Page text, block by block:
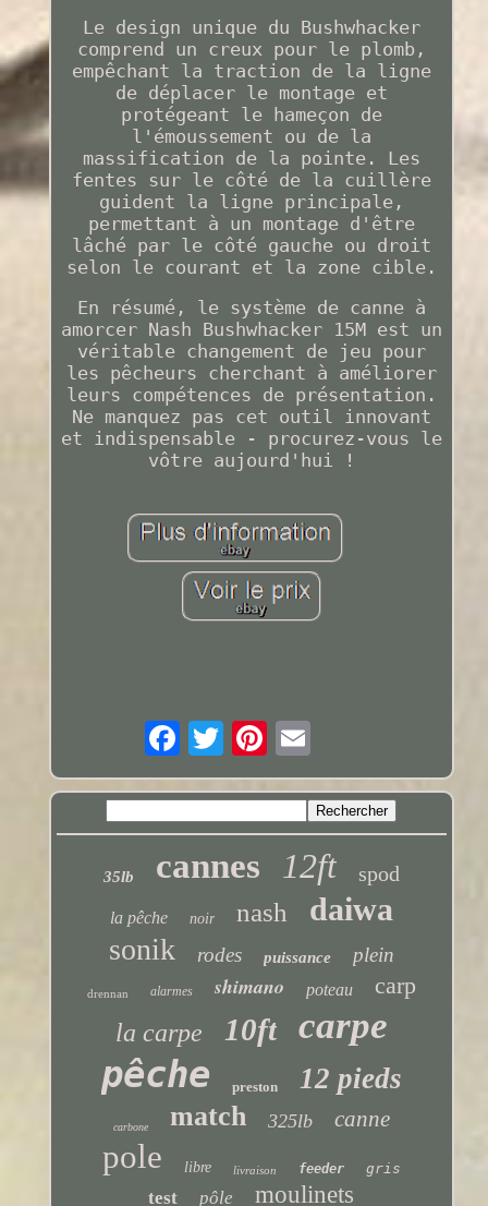
Le design unique du Bushwhacker
comprend un creux pour le plomb,
empêchant la traction de la ligne
de déplacer le montage et
protégeant le hameçon de
l'émoussement ou de la
massification de la pointe. Les
fentes sur le côté de la cuillère
guident la ligne principale,
permettant à un montage d'être
lâché par le côté gauche ou droit
selon le courant et la zone cible.
En résumé, le système de canne à
amorcer Nash Bushwhacker 15M est un
véritable changement de jeu pour
les pêcheurs cherchant à améliorer
leurs compétences de présentation.
Ne manquez pas cet outil innovant
et indispensable - procurez-vous le
vôtre aujourd'hui !
35lb cannes 12ft spod
la pêche noir nash daiwa
sonik rodes puissance plein
drennan alarmes shimano poteau carp
la carpe 10ft carpe
pêche preston 12 pieds
carbone match 325lb canne
pole libre livraison feeder gris
test pôle moulinets